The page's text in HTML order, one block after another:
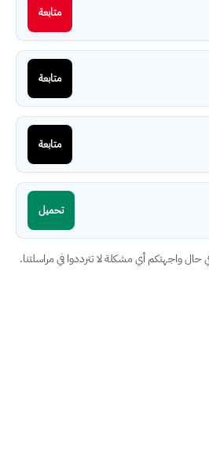
متابعة
متابعة
متابعة
تحميل
واجهتكم أي مشكلة لا تترددوا في مراسلتنا.